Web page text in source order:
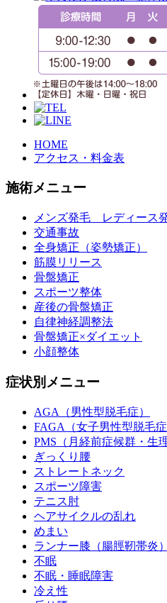
HOME
アクセス・料金表
施術メニュー
メンズ発毛 レディース
交通事故
全身矯正（姿勢矯正）
筋膜リリース
骨盤矯正
スポーツ整体
産後の骨盤矯正
自律神経調整法
骨盤矯正×ダイエット
小顔整体
症状別メニュー
AGA（男性型脱毛症）
FAGA（女子男性型脱毛症
PMS（月経前症候群・生
ぎっくり腰
ストレートネック
スポーツ障害
テニス肘
ヘアサイクルの乱れ
めまい
ランナー膝（腸脛靭帯炎）
不眠
不眠・睡眠障害
冷え性